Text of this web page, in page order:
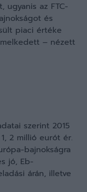
ugyanis az FTC-
és
piaci értéke
– nézett
szerint 2015
2 millió eurót ér.
bajnokságra
jó, Eb-
árán, illetve